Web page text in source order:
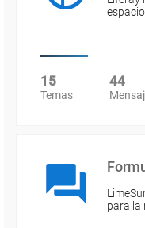
15
Temas
44
para la